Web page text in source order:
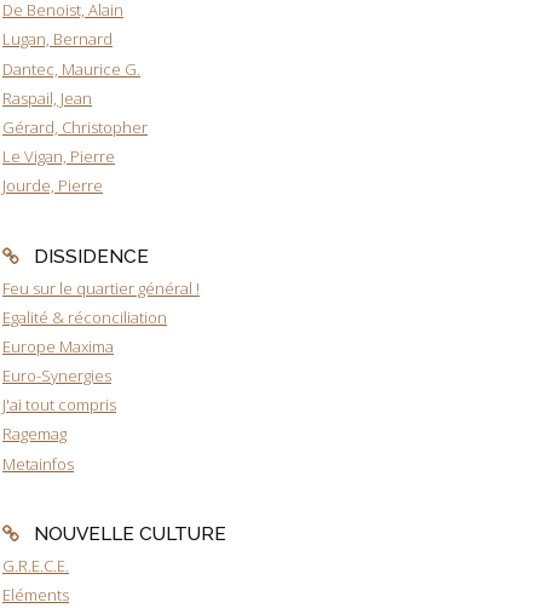
De Benoist, Alain
Lugan, Bernard
Dantec, Maurice G.
Raspail, Jean
Gérard, Christopher
Le Vigan, Pierre
Jourde, Pierre
DISSIDENCE
Feu sur le quartier général !
Egalité & réconciliation
Europe Maxima
Euro-Synergies
J'ai tout compris
Ragemag
Metainfos
NOUVELLE CULTURE
G.R.E.C.E.
Eléments